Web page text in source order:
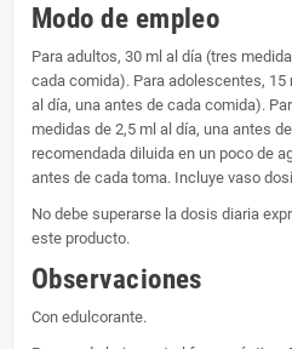
Modo de empleo
Para adultos, 30 ml al día (tres
cada comida). Para adolescentes, 15
al día, una antes de cada comida).
medidas de 2,5 ml al día, una antes
recomendada diluida en un poco de
antes de cada toma. Incluye vaso
No debe superarse la dosis diaria
este producto.
Observaciones
Con edulcorante.